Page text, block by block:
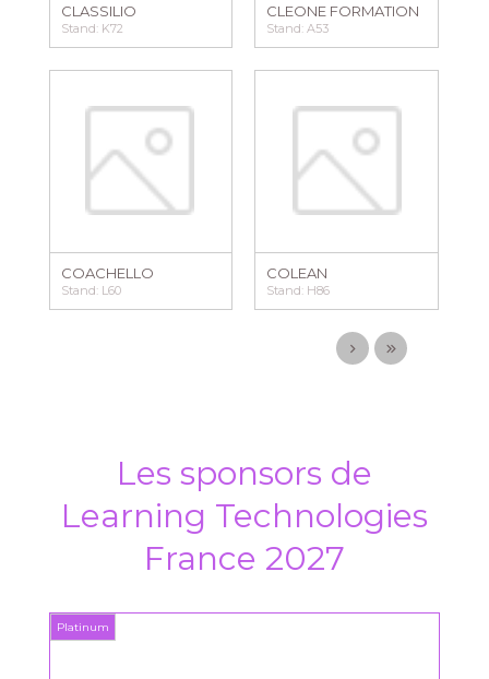
CLASSILIO
Stand: K72
CLEONE FORMATION
Stand: A53
COACHELLO
Stand: L60
COLEAN
Stand: H86
Les sponsors de
Learning Technologies
France 2027
Platinum